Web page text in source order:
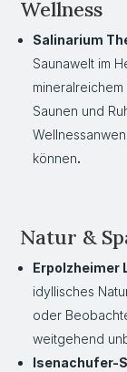
Wellness
Salinarium
Saunawelt im
Saunen und
können.
Natur &
Erpolzheimer
idyllisches
oder
weitgehend
Isenachufer-